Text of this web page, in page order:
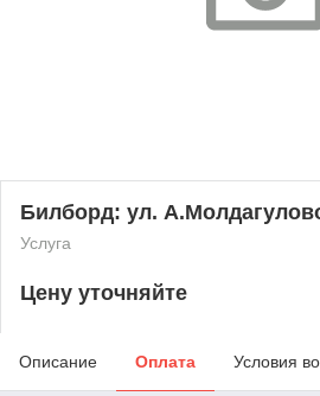
Билборд: ул.
Услуга
Цену уточняйте
Описание Оплата Условия